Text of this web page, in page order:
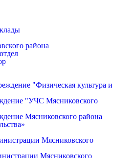
района
"Физическая культура и
"УЧС Мясниковского
Мясниковского района
Мясниковского
Мясниковского